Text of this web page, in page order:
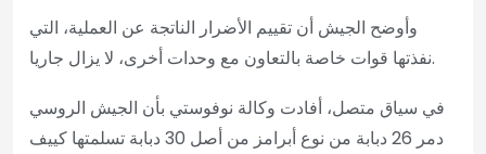
وأوضح الجيش أن تقييم الأضرار الناتجة عن العملية، التي
نفذتها قوات خاصة بالتعاون مع وحدات أخرى، لا يزال جاريا.
في سياق متصل، أفادت وكالة نوفوستي بأن الجيش الروسي
دمر 26 دبابة من نوع أبرامز من أصل 30 دبابة تسلمتها كييف